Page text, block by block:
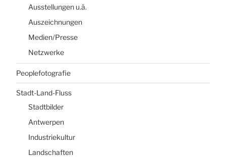
Ausstellungen u.ä.
Auszeichnungen
Medien/Presse
Netzwerke
Peoplefotografie
Stadt-Land-Fluss
Stadtbilder
Antwerpen
Industriekultur
Landschaften